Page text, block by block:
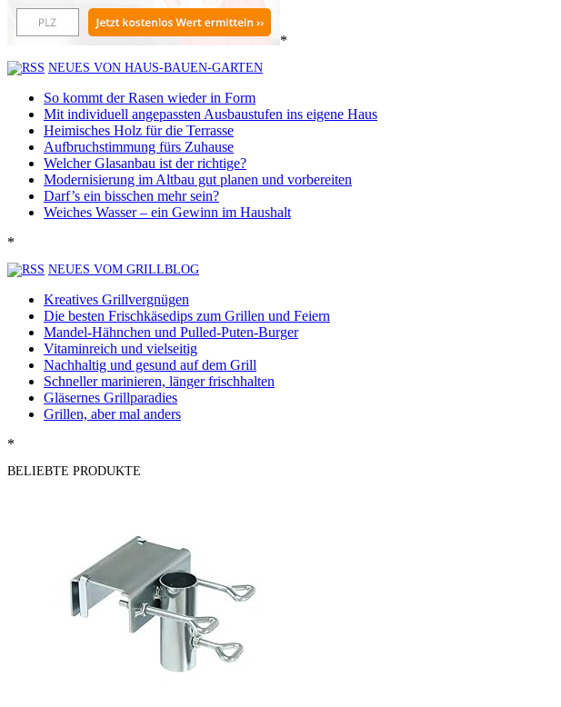
*
NEUES VON HAUS-BAUEN-GARTEN
So kommt der Rasen wieder in Form
Mit individuell angepassten Ausbaustufen ins eigene Haus
Heimisches Holz für die Terrasse
Aufbruchstimmung fürs Zuhause
Welcher Glasanbau ist der richtige?
Modernisierung im Altbau gut planen und vorbereiten
Darf’s ein bisschen mehr sein?
Weiches Wasser – ein Gewinn im Haushalt
*
NEUES VOM GRILLBLOG
Kreatives Grillvergnügen
Die besten Frischkäsedips zum Grillen und Feiern
Mandel-Hähnchen und Pulled-Puten-Burger
Vitaminreich und vielseitig
Nachhaltig und gesund auf dem Grill
Schneller marinieren, länger frischhalten
Gläsernes Grillparadies
Grillen, aber mal anders
*
BELIEBTE PRODUKTE